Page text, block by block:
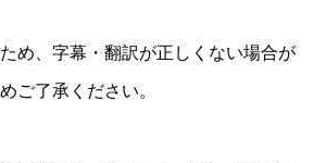
め、字幕・翻訳が正しくない場合が
ご了承ください。